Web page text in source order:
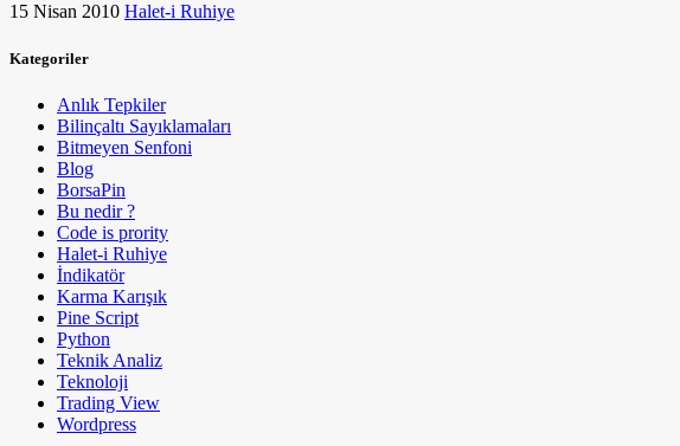
15 Nisan 2010 Halet-i Ruhiye
Kategoriler
Anlık Tepkiler
Bilinçaltı Sayıklamaları
Bitmeyen Senfoni
Blog
BorsaPin
Bu nedir ?
Code is prority
Halet-i Ruhiye
İndikatör
Karma Karışık
Pine Script
Python
Teknik Analiz
Teknoloji
Trading View
Wordpress